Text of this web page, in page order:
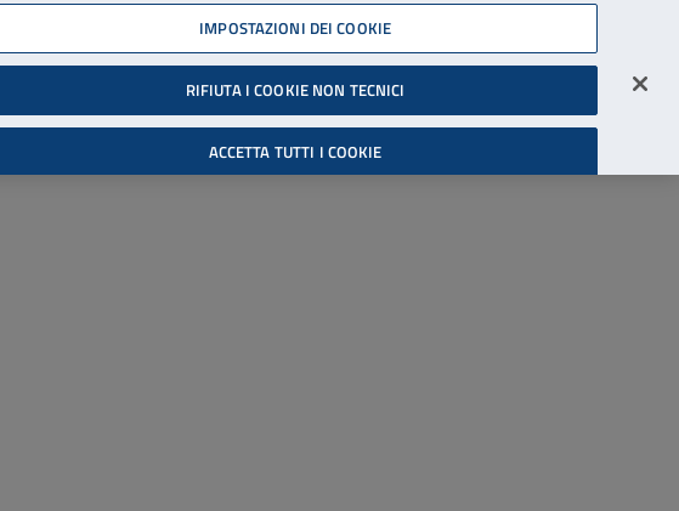
06 45539607
Accessibilità
Cerca
Accedi all'area riservata
IMPOSTAZIONI DEI COOKIE
RIFIUTA I COOKIE NON TECNICI
ACCETTA TUTTI I COOKIE